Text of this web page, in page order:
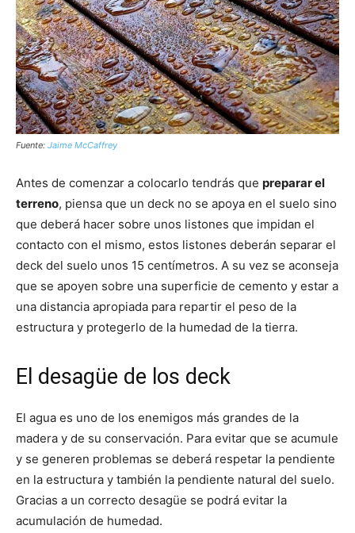
Fuente: Jaime McCaffrey
Antes de comenzar a colocarlo tendrás que preparar el
terreno, piensa que un deck no se apoya en el suelo sino
que deberá hacer sobre unos listones que impidan el
contacto con el mismo, estos listones deberán separar el
deck del suelo unos 15 centímetros. A su vez se aconseja
que se apoyen sobre una superficie de cemento y estar a
una distancia apropiada para repartir el peso de la
estructura y protegerlo de la humedad de la tierra.
El desagüe de los deck
El agua es uno de los enemigos más grandes de la
madera y de su conservación. Para evitar que se acumule
y se generen problemas se deberá respetar la pendiente
en la estructura y también la pendiente natural del suelo.
Gracias a un correcto desagüe se podrá evitar la
acumulación de humedad.